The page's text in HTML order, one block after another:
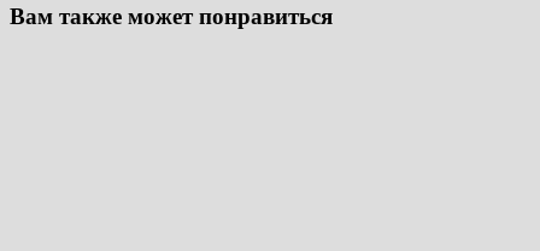
Вам также может понравиться